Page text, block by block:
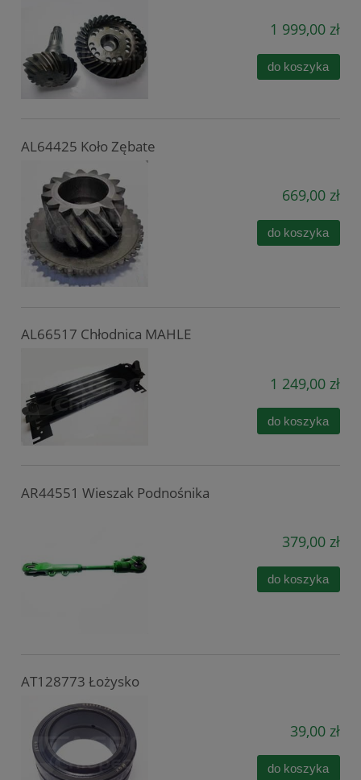
1 999,00 zł
do koszyka
AL64425 Koło Zębate
669,00 zł
do koszyka
AL66517 Chłodnica MAHLE
1 249,00 zł
do koszyka
AR44551 Wieszak Podnośnika
379,00 zł
do koszyka
AT128773 Łożysko
39,00 zł
do koszyka